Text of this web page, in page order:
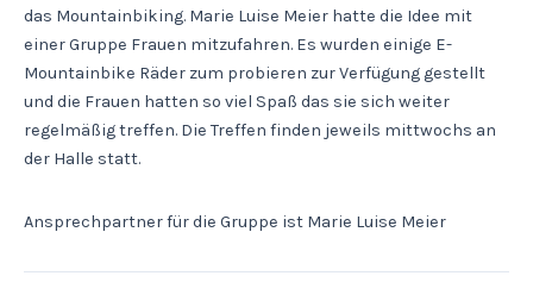
das Mountainbiking. Marie Luise Meier hatte die Idee mit
einer Gruppe Frauen mitzufahren. Es wurden einige E-
Mountainbike Räder zum probieren zur Verfügung gestellt
und die Frauen hatten so viel Spaß das sie sich weiter
regelmäßig treffen. Die Treffen finden jeweils mittwochs an
der Halle statt.
Ansprechpartner für die Gruppe ist Marie Luise Meier